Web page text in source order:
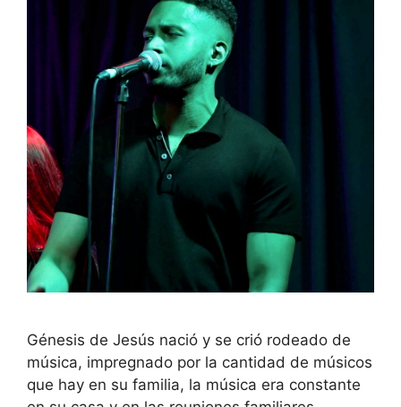
Génesis de Jesús nació y se crió rodeado de
música, impregnado por la cantidad de músicos
que hay en su familia, la música era constante